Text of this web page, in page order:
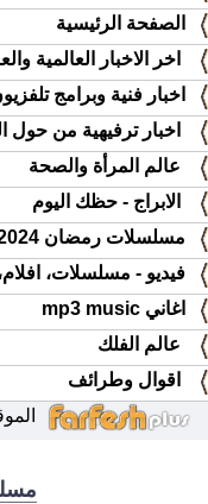
الصفحة الرئيسية
اخر الاخبار العالمية
اخبار فنية وبرامج
اخبار ترفيهية من حول
عالم المرأة والصحة
الابراج - حظك اليوم
مسلسلات رمضان 2024
فيديو - مسلسلات،
اغاني mp3 music
عالم الفلك
اقوال وطرائف